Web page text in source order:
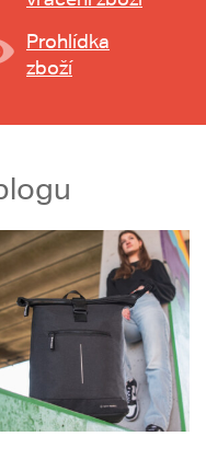
Prohlídka
zboží